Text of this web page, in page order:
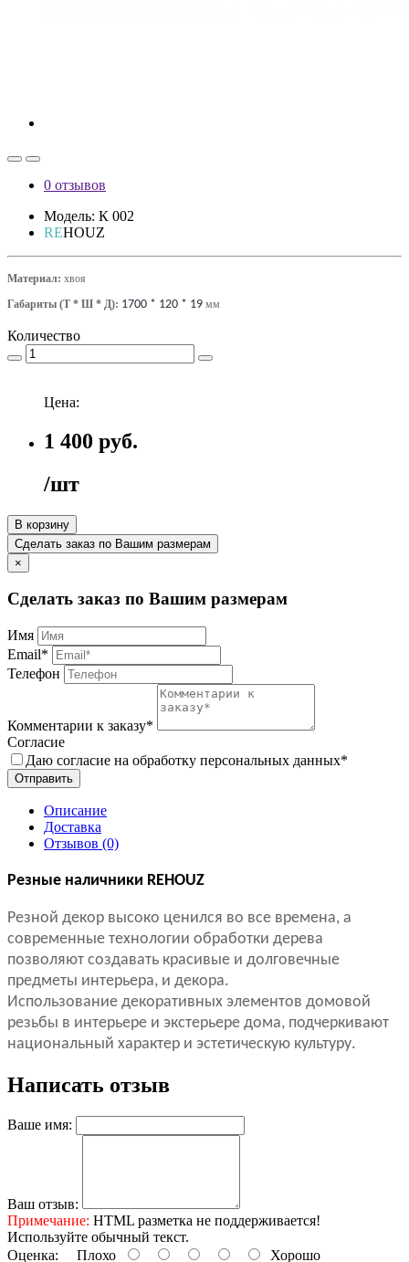
0 отзывов
Модель: К 002
REHOUZ
Материал: хвоя
Габариты (Т * Ш * Д): 1700 * 120 * 19 мм
Количество
Цена:
1 400 руб.
/шт
В корзину
Сделать заказ по Вашим размерам
×
Сделать заказ по Вашим размерам
Имя
Email*
Телефон
Комментарии к заказу*
Согласие
Даю согласие на обработку персональных данных*
Отправить
Описание
Доставка
Отзывов (0)
Резные наличники REHOUZ
Резной декор высоко ценился во все времена, а
современные технологии обработки дерева
позволяют создавать красивые и долговечные
предметы интерьера, и декора.
Использование декоративных элементов домовой
резьбы в интерьере и экстерьере дома, подчеркивают
национальный характер и эстетическую культуру.
Написать отзыв
Ваше имя:
Ваш отзыв:
Примечание: HTML разметка не поддерживается!
Используйте обычный текст.
Оценка: Плохо Хорошо